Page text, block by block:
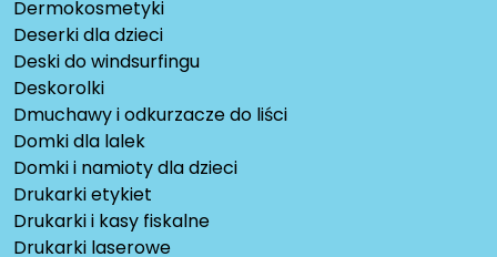
Dermokosmetyki
Deserki dla dzieci
Deski do windsurfingu
Deskorolki
Dmuchawy i odkurzacze do liści
Domki dla lalek
Domki i namioty dla dzieci
Drukarki etykiet
Drukarki i kasy fiskalne
Drukarki laserowe